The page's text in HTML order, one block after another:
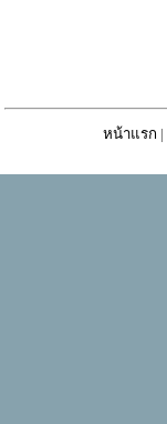
หน้าแรก |